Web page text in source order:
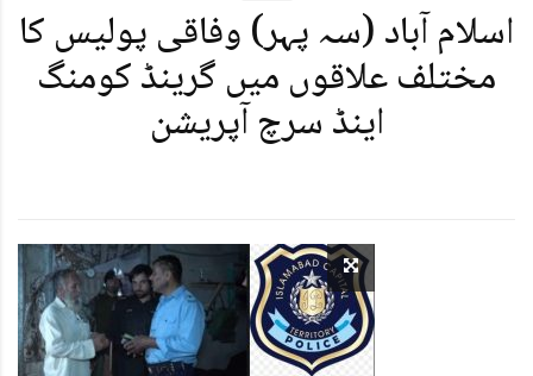
اسلام آباد (سہ پہر) وفاقی پولیس کا
مختلف علاقوں میں گرینڈ کومنگ
اینڈ سرچ آپریشن